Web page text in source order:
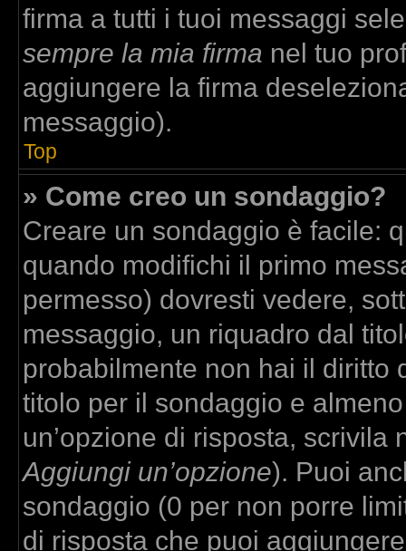
firma a tutti i tuoi messaggi
sempre la mia firma nel tuo
aggiungere la firma
messaggio).
Top
» Come creo un sondaggio?
Creare un sondaggio è facile:
quando modifichi il primo
permesso) dovresti vedere,
messaggio, un riquadro dal
probabilmente non hai il diritto
titolo per il sondaggio e
un’opzione di risposta, scrivila
Aggiungi un’opzione). Puoi
sondaggio (0 per non porre
di risposta che puoi